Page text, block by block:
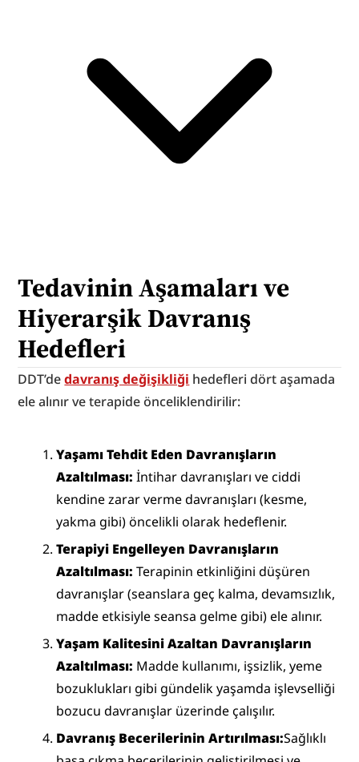
Tedavinin Aşamaları ve
Hiyerarşik Davranış
Hedefleri
DDT’de davranış değişikliği hedefleri dört aşamada
ele alınır ve terapide önceliklendirilir:
Yaşamı Tehdit Eden Davranışların
Azaltılması: İntihar davranışları ve ciddi
kendine zarar verme davranışları (kesme,
yakma gibi) öncelikli olarak hedeflenir.
Terapiyi Engelleyen Davranışların
Azaltılması: Terapinin etkinliğini düşüren
davranışlar (seanslara geç kalma, devamsızlık,
madde etkisiyle seansa gelme gibi) ele alınır.
Yaşam Kalitesini Azaltan Davranışların
Azaltılması: Madde kullanımı, işsizlik, yeme
bozuklukları gibi gündelik yaşamda işlevselliği
bozucu davranışlar üzerinde çalışılır.
Davranış Becerilerinin Artırılması:Sağlıklı